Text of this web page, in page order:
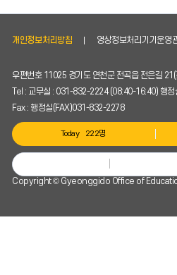
니
개인정보처리방침 영상정보처리기기운영
우편번호 11025 경기도 연천군 전곡읍 전은길
Tel : 교무실 : 031-832-2224 (08:40-16:40) 행
Fax : 행정실(FAX)031-832-2278
Today 222명
Copyright © Gyeonggido Office of